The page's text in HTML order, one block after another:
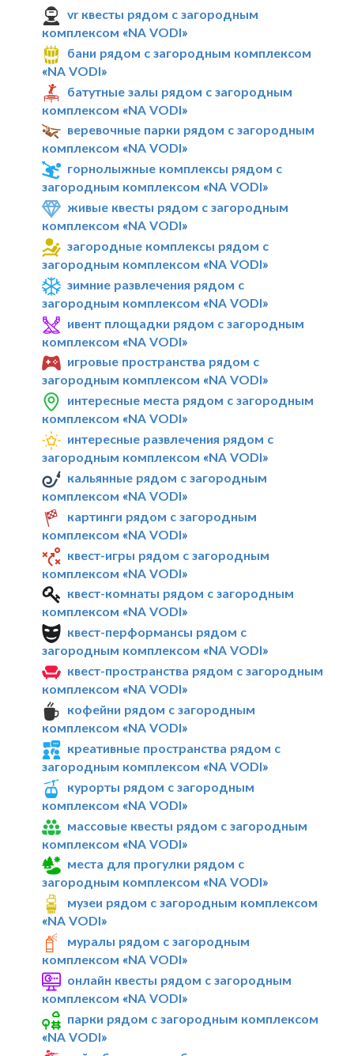
vr квесты рядом с загородным
комплексом «NA VODI»
бани рядом с загородным комплексом
«NA VODI»
батутные залы рядом с загородным
комплексом «NA VODI»
веревочные парки рядом с загородным
комплексом «NA VODI»
горнолыжные комплексы рядом с
загородным комплексом «NA VODI»
живые квесты рядом с загородным
комплексом «NA VODI»
загородные комплексы рядом с
загородным комплексом «NA VODI»
зимние развлечения рядом с
загородным комплексом «NA VODI»
ивент площадки рядом с загородным
комплексом «NA VODI»
игровые пространства рядом с
загородным комплексом «NA VODI»
интересные места рядом с загородным
комплексом «NA VODI»
интересные развлечения рядом с
загородным комплексом «NA VODI»
кальянные рядом с загородным
комплексом «NA VODI»
картинги рядом с загородным
комплексом «NA VODI»
квест-игры рядом с загородным
комплексом «NA VODI»
квест-комнаты рядом с загородным
комплексом «NA VODI»
квест-перформансы рядом с
загородным комплексом «NA VODI»
квест-пространства рядом с загородным
комплексом «NA VODI»
кофейни рядом с загородным
комплексом «NA VODI»
креативные пространства рядом с
загородным комплексом «NA VODI»
курорты рядом с загородным
комплексом «NA VODI»
массовые квесты рядом с загородным
комплексом «NA VODI»
места для прогулки рядом с
загородным комплексом «NA VODI»
музеи рядом с загородным комплексом
«NA VODI»
муралы рядом с загородным
комплексом «NA VODI»
онлайн квесты рядом с загородным
комплексом «NA VODI»
парки рядом с загородным комплексом
«NA VODI»